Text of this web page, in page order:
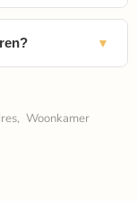
, Woonkamer